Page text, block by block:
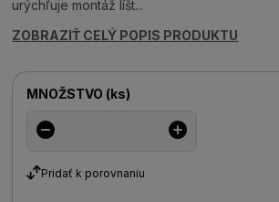
urýchľuje montáž líšt...
ZOBRAZIŤ CELÝ POPIS PRODUKTU
MNOŽSTVO (ks)
Pridať k porovnaniu